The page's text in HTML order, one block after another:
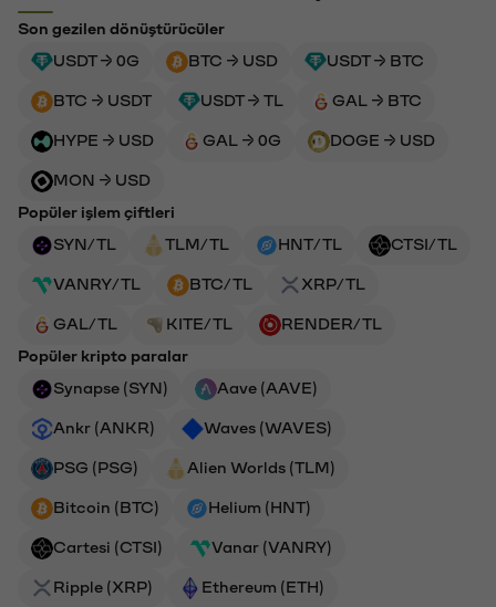
Son gezilen dönüştürücüler
USDT → 0G
BTC → USD USDT → BTC
BTC → USDT USDT → TL GAL → BTC
HYPE → USD GAL → 0G DOGE → USD
MON → USD
Popüler işlem çiftleri
SYN/TL
TLM/TL HNT/TL CTSI/TL
VANRY/TL BTC/TL XRP/TL
GAL/TL KITE/TL
RENDER/TL
Popüler kripto paralar
Synapse (SYN)
Aave (AAVE)
Ankr (ANKR) Waves (WAVES)
PSG (PSG) Alien Worlds (TLM)
Bitcoin (BTC) Helium (HNT)
Cartesi (CTSI) Vanar (VANRY)
Ripple (XRP) Ethereum (ETH)